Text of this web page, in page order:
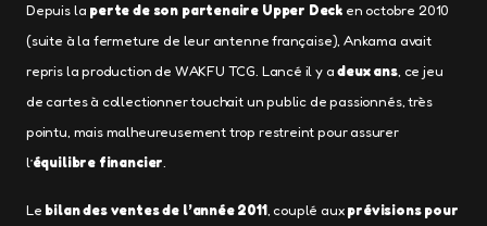
Depuis la perte de son partenaire Upper Deck en octobre 2010
(suite à la fermeture de leur antenne française), Ankama avait
repris la production de WAKFU TCG. Lancé il y adeux ans, ce jeu
de cartes à collectionner touchait un public de passionnés, très
pointu, mais malheureusement trop restreint pour assurer
l’équilibre financier
Le bilan des ventes de l’année 2011, couplé auxprévisions pour